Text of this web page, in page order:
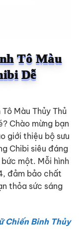
Tô Màu
Dễ
Màu Thủy Thủ
Chào mừng bạn
giới thiệu bộ sưu
Chibi siêu đáng
một. Mỗi hình
đảm bảo chất
thỏa sức sáng
Chiến Binh Thủy